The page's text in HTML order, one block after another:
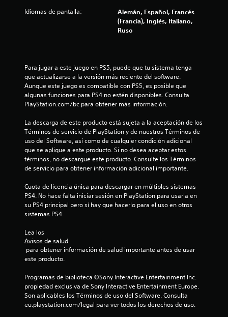
n
e
Idiomas de pantalla:
Alemán, Español, Francés
(Francia), Inglés, Italiano,
Ruso
Para jugar a este juego en PS5, puede que tu sistema tenga
que actualizarse a la versión más reciente del software.
Aunque este juego es compatible con PS5, es posible que
algunas funciones para PS4 no estén disponibles. Consulta
PlayStation.com/bc para obtener más información.
La descarga de este producto está sujeta a la aceptación de los
Términos de servicio de PlayStation y de nuestros Términos de
uso del Software, así como de cualquier condición adicional
que se aplique a este producto. Si no desea aceptar estos
términos, no descargue este producto. Consulte los Términos
de servicio para obtener información adicional importante.
Cuota de licencia única para descargar en múltiples sistemas
PS4. No hace falta iniciar sesión en PlayStation para usarla en
su PS4 principal pero sí hay que hacerlo para el uso en otros
sistemas PS4.
Lea los
Avisos de salud
este producto.
Programas de biblioteca ©Sony Interactive Entertainment Inc.
propiedad exclusiva de Sony Interactive Entertainment Europe.
Son aplicables los Términos de uso del Software. Consulta
eu.playstation.com/legal para ver todos los derechos de uso.